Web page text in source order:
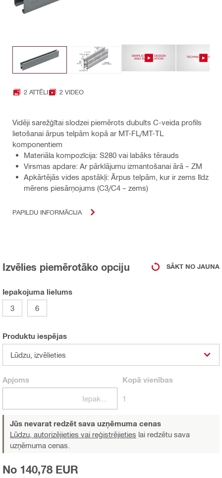
2 ATTĒLI 2 VIDEO
Vidēji sarežģītai slodzei piemērots dubults C-veida profils
lietošanai ārpus telpām kopā ar MT-FL/MT-TL
komponentiem
Materiāla kompozīcija: S280 vai labāks tērauds
Virsmas apdare: Ar pārklājumu izmantošanai ārā – ZM
Apkārtējās vides apstākļi: Ārpus telpām, kur ir zems līdz
mērens piesārņojums (C3/C4 – zems)
PAPILDU INFORMĀCIJA
Izvēlies piemērotāko opciju SĀKT NO JAUNA
Iepakojuma lielums
3
6
Produktu iespējas
Lūdzu, izvēlieties
Apjoms Kopā vienības
1
Jūs nevarat redzēt sava uzņēmuma cenas
Lūdzu, autorizējieties vai reģistrējieties lai redzētu sava
uzņēmuma cenas.
No 140,78 EUR